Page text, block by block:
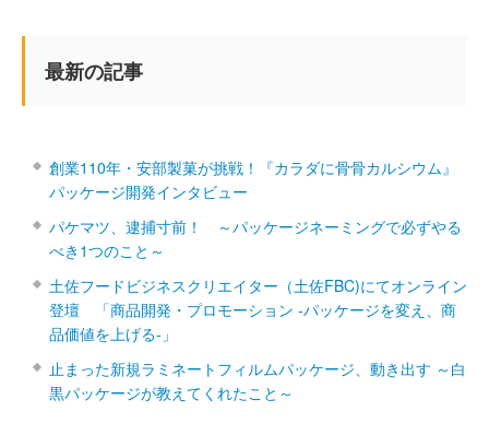
最新の記事
創業110年・安部製菓が挑戦！『カラダに骨骨カルシウム』
パッケージ開発インタビュー
パケマツ、逮捕寸前！ ～パッケージネーミングで必ずやる
べき1つのこと～
土佐フードビジネスクリエイター（土佐FBC)にてオンライン
登壇 「商品開発・プロモーション ‐パッケージを変え、商
品価値を上げる‐」
止まった新規ラミネートフィルムパッケージ、動き出す ～白
黒パッケージが教えてくれたこと～